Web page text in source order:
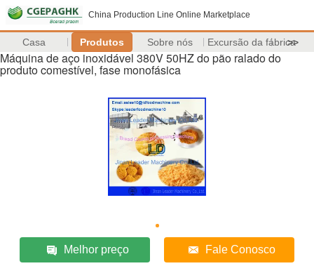
China Production Line Online Marketplace
Casa Produtos Sobre nós Excursão da fábrica
>>
Máquina de aço inoxidável 380V 50HZ do pão ralado do
produto comestível, fase monofásica
Melhor preço Fale Conosco